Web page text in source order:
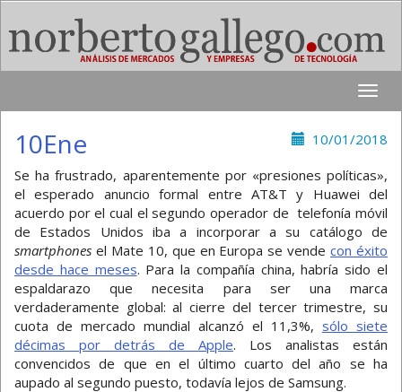
Toggle
10/01/2018
10Ene
Se ha frustrado, aparentemente por «presiones políticas»,
el esperado anuncio formal entre AT&T y Huawei del
acuerdo por el cual el segundo operador de telefonía móvil
de Estados Unidos iba a incorporar a su catálogo de
smartphones el Mate 10, que en Europa se vendecon éxito
desde hace meses. Para la compañía china, habría sido el
espaldarazo que necesita para ser una marca
verdaderamente global: al cierre del tercer trimestre, su
cuota de mercado mundial alcanzó el 11,3%, sólo siete
décimas por detrás de Apple. Los analistas están
convencidos de que en el último cuarto del año se ha
aupado al segundo puesto, todavía lejos de Samsung.